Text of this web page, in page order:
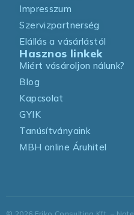
Impresszum
Szervizpartnerség
Elállás a vásárlástól
Hasznos linkek
Miért vásároljon nálunk?
Blog
Kapcsolat
GYIK
Tanúsítványaink
MBH online Áruhitel